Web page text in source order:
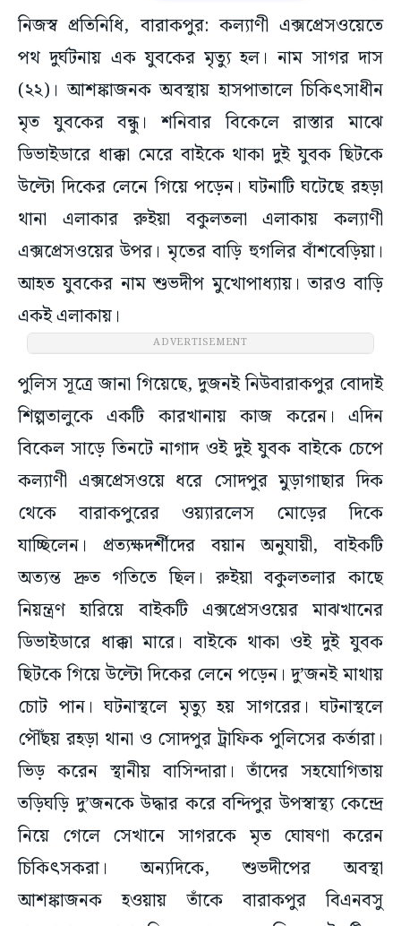
নিজস্ব প্রতিনিধি, বারাকপুর: কল্যাণী এক্সপ্রেসওয়েতে
পথ দুর্ঘটনায় এক যুবকের মৃত্যু হল। নাম সাগর দাস
(২২)। আশঙ্কাজনক অবস্থায় হাসপাতালে চিকিৎসাধীন
মৃত যুবকের বন্ধু। শনিবার বিকেলে রাস্তার মাঝে
ডিভাইডারে ধাক্কা মেরে বাইকে থাকা দুই যুবক ছিটকে
উল্টো দিকের লেনে গিয়ে পড়েন। ঘটনাটি ঘটেছে রহড়া
থানা এলাকার রুইয়া বকুলতলা এলাকায় কল্যাণী
এক্সপ্রেসওয়ের উপর। মৃতের বাড়ি হুগলির বাঁশবেড়িয়া।
আহত যুবকের নাম শুভদীপ মুখোপাধ্যায়। তারও বাড়ি
একই এলাকায়।
ADVERTISEMENT
পুলিস সূত্রে জানা গিয়েছে, দুজনই নিউবারাকপুর বোদাই
শিল্পতালুকে একটি কারখানায় কাজ করেন। এদিন
বিকেল সাড়ে তিনটে নাগাদ ওই দুই যুবক বাইকে চেপে
কল্যাণী এক্সপ্রেসওয়ে ধরে সোদপুর মুড়াগাছার দিক
থেকে বারাকপুরের ওয়্যারলেস মোড়ের দিকে
যাচ্ছিলেন। প্রত্যক্ষদর্শীদের বয়ান অনুযায়ী, বাইকটি
অত্যন্ত দ্রুত গতিতে ছিল। রুইয়া বকুলতলার কাছে
নিয়ন্ত্রণ হারিয়ে বাইকটি এক্সপ্রেসওয়ের মাঝখানের
ডিভাইডারে ধাক্কা মারে। বাইকে থাকা ওই দুই যুবক
ছিটকে গিয়ে উল্টো দিকের লেনে পড়েন। দু’জনই মাথায়
চোট পান। ঘটনাস্থলে মৃত্যু হয় সাগরের। ঘটনাস্থলে
পৌঁছয় রহড়া থানা ও সোদপুর ট্রাফিক পুলিসের কর্তারা।
ভিড় করেন স্থানীয় বাসিন্দারা। তাঁদের সহযোগিতায়
তড়িঘড়ি দু’জনকে উদ্ধার করে বন্দিপুর উপস্বাস্থ্য কেন্দ্রে
নিয়ে গেলে সেখানে সাগরকে মৃত ঘোষণা করেন
চিকিৎসকরা। অন্যদিকে, শুভদীপের অবস্থা
আশঙ্কাজনক হওয়ায় তাঁকে বারাকপুর বিএনবসু